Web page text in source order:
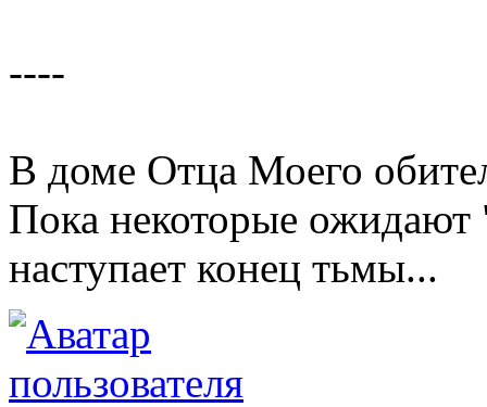
----
В доме Отца Моего
Пока некоторые ожидают
наступает конец тьмы...